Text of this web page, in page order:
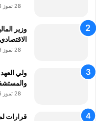
28 تموز 2026
وزير
28 تموز 2026
ولي
28 تموز 2026
قرارات